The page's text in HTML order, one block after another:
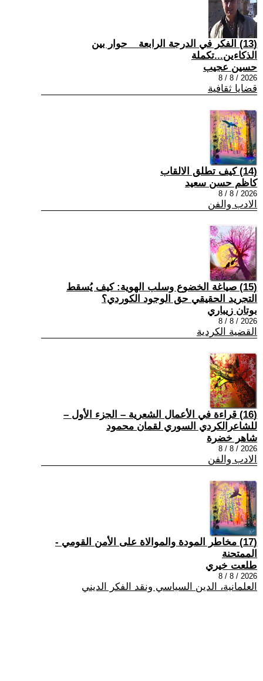
(13) الفكر في الدرجة الرابعة _ حوار بين
الذكاءين...تكملة
حسين عجيب
2026 / 8 / 8
قضايا ثقافية
(14) كيف تطلق الالقاب
كاظم حسن سعيد
2026 / 8 / 8
الادب والفن
(15) صياغة الخضوع وسلب الهوية: كيف يُسقط
التجريد الحقيقي حق الوجود الكوردي؟
بوتان زيباري
2026 / 8 / 8
القضية الكردية
(16) قراءة في الأعمال الشعرية – الجزء الأول –
للشاعرالكردي السوري لقمان محمود
شاهر خضرة
2026 / 8 / 8
الادب والفن
(17) مخاطر المودة والموالاة على الأمن القومي -
الممتحنة
طلعت خيري
2026 / 8 / 8
العلمانية، الدين السياسي ونقد الفكر الديني